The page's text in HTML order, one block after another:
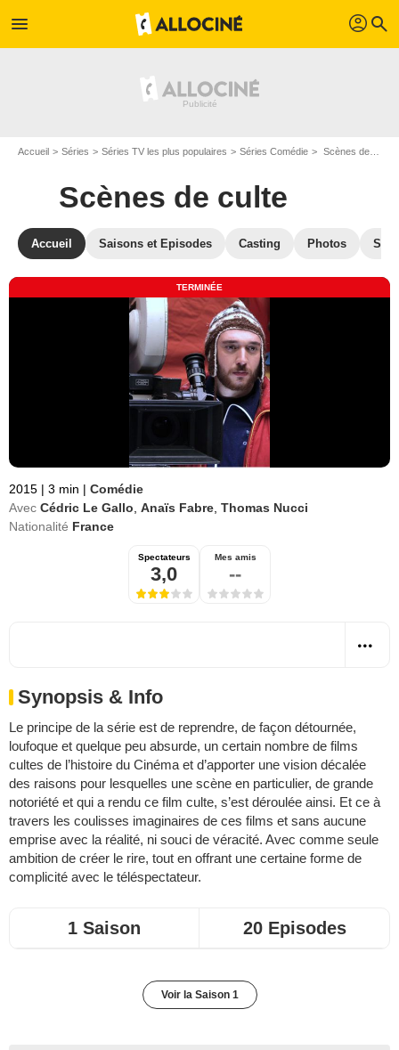
menu profil search
Accueil Séries Séries TV les plus populaires Séries Comédie Scènes de culte
Scènes de culte
Accueil Saisons et Episodes Casting Photos
TERMINÉE
2015 | 3 min | Comédie
Avec Cédric Le Gallo Anaïs Fabre Thomas Nucci
Nationalité France
Spectateurs
3,0
Mes amis
--
Synopsis & Info
Le principe de la série est de reprendre, de façon détournée,
loufoque et quelque peu absurde, un certain nombre de films
cultes de l’histoire du Cinéma et d’apporter une vision décalée
des raisons pour lesquelles une scène en particulier, de grande
notoriété et qui a rendu ce film culte, s’est déroulée ainsi. Et ce à
travers les coulisses imaginaires de ces films et sans aucune
emprise avec la réalité, ni souci de véracité. Avec comme seule
ambition de créer le rire, tout en offrant une certaine forme de
complicité avec le téléspectateur.
1 Saison 20 Episodes
Voir la Saison 1